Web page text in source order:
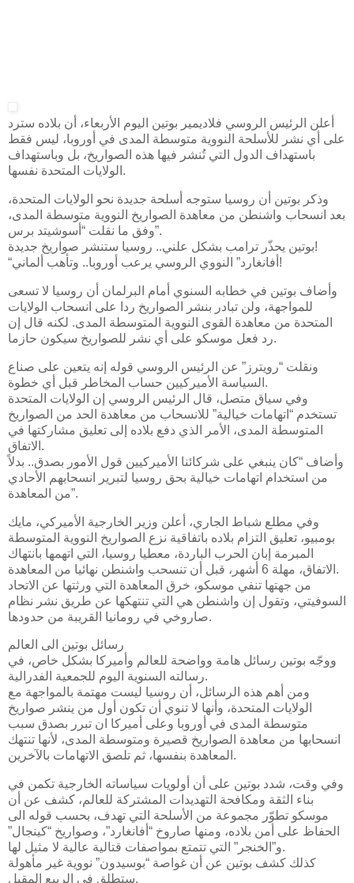
أعلن الرئيس الروسي فلاديمير بوتين اليوم الأربعاء، أن بلاده سترد
على أي نشر للأسلحة النووية متوسطة المدى في أوروبا، ليس فقط
باستهداف الدول التي تُنشر فيها هذه الصواريخ، بل وباستهداف
الولايات المتحدة نفسها.
وذكر بوتين أن روسيا ستوجه أسلحة جديدة نحو الولايات المتحدة،
بعد انسحاب واشنطن من معاهدة الصواريخ النووية متوسطة المدى،
وفق ما نقلت “أسوشيتد برس”.
بوتين يحذّر ترامب بشكل علني.. روسيا ستنشر صواريخ جديدة!
“أفانغارد” النووي الروسي يرعب أوروبا.. وتأهب ألماني!
وأضاف بوتين في خطابه السنوي أمام البرلمان أن روسيا لا تسعى
للمواجهة، ولن تبادر بنشر الصواريخ ردا على انسحاب الولايات
المتحدة من معاهدة القوى النووية المتوسطة المدى. لكنه قال إن
رد فعل موسكو على أي نشر للصواريخ سيكون حازما.
ونقلت “رويترز” عن الرئيس الروسي قوله إنه يتعين على صناع
السياسة الأميركيين حساب المخاطر قبل أي خطوة.
وفي سياق متصل، قال الرئيس الروسي إن الولايات المتحدة
تستخدم “اتهامات خيالية” للانسحاب من معاهدة الحد من الصواريخ
المتوسطة المدى، الأمر الذي دفع بلاده إلى تعليق مشاركتها في
الاتفاق.
وأضاف “كان ينبغي على شركائنا الأميركيين قول الأمور بصدق.. بدلاً
من استخدام اتهامات خيالية بحق روسيا لتبرير انسحابهم الأحادي
من المعاهدة”.
وفي مطلع شباط الجاري، أعلن وزير الخارجية الأميركي، مايك
بومبيو، تعليق التزام بلاده باتفاقية نزع الصواريخ النووية المتوسطة
المبرمة إبان الحرب الباردة، معطيا روسيا، التي اتهمها بانتهاك
الاتفاق، مهلة 6 أشهر، قبل أن تنسحب واشنطن نهائيا من المعاهدة.
من جهتها تنفي موسكو، خرق المعاهدة التي ورثتها عن الاتحاد
السوفيتي، وتقول إن واشنطن هي التي تنتهكها عن طريق نشر نظام
صاروخي في رومانيا القريبة من حدودها.
رسائل بوتين الى العالم
ووجّه بوتين رسائل هامة وواضحة للعالم وأميركا بشكل خاص، في
رسالته السنوية اليوم للجمعية الفدرالية.
ومن أهم هذه الرسائل، أن روسيا ليست مهتمة بالمواجهة مع
الولايات المتحدة، وأنها لا تنوي أن تكون أول من ينشر صواريخ
متوسطة المدى في أوروبا وعلى أميركا ان تبرر بصدق سبب
انسحابها من معاهدة الصواريخ قصيرة ومتوسطة المدى، لأنها تنتهك
المعاهدة بنفسها، ثم تلصق الاتهامات بالآخرين.
وفي وقت، شدد بوتين على أن أولويات سياساته الخارجية تكمن في
بناء الثقة ومكافحة التهديدات المشتركة للعالم، كشف عن أن
موسكو تطوّر مجموعة من الأسلحة التي تهدف، بحسب قوله الى
الحفاظ على أمن بلاده، ومنها صاروخ “أفانغارد”، وصواريخ “كينجال”
و”الخنجر” التي تتمتع بمواصفات قتالية عالية لا مثيل لها.
كذلك كشف بوتين عن أن غواصة “بوسيدون” نووية غير مأهولة
ستطلق في الربيع المقبل.